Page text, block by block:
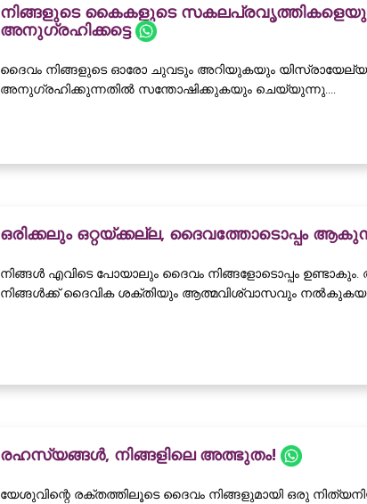
നിങ്ങളുടെ കൈകളുടെ
അനുഗ്രഹിക്കട്ടെ
ദൈവം നിങ്ങളുടെ ഓരോ ചുവടും അറിയുകയും
അനുഗ്രഹിക്കുന്നതിൽ സന്തോഷിക്കുകയും ചെയ്യുന്നു....
ഒരിക്കലും ഒറ്റയ്ക്കല്ല, ദൈവത്തോടൊപ്പം
നിങ്ങൾ എവിടെ പോയാലും ദൈവം നിങ്ങളോടൊപ്പം
നിങ്ങൾക്ക് ദൈവിക ശക്തിയും ആത്മവിശ്വാസവും
രഹസ്യങ്ങൾ, നിങ്ങളിലെ അത്ഭുതം!
യേശുവിന്റെ രക്തത്തിലൂടെ ദൈവം നിങ്ങളുമായി ഒരു